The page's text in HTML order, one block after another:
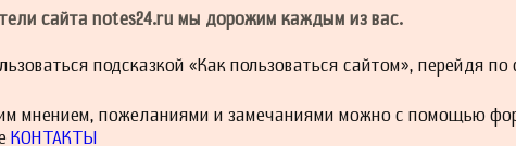
сайта notes24.ru мы дорожим каждым из вас.
подсказкой «Как пользоваться сайтом», перейдя по
мнением, пожеланиями и замечаниями можно с помощью
КОНТАКТЫ